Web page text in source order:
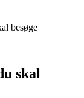
besøge
skal